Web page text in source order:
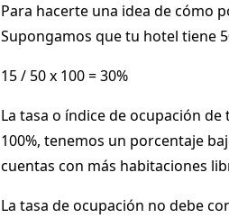
Para hacerte una idea de cómo
Supongamos que tu hotel tiene
15 / 50 x 100 = 30%
La tasa o índice de ocupación
100%, tenemos un porcentaje
cuentas con más habitaciones
La tasa de ocupación no debe